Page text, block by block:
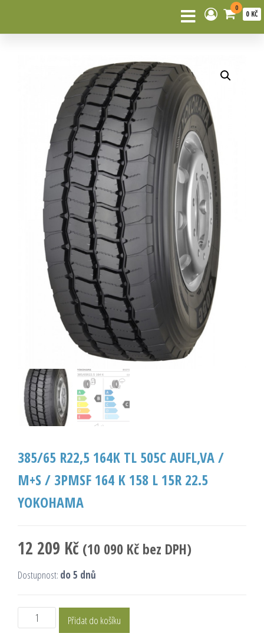
0
0 KČ
385/65 R22,5 164K TL 505C AUFL,VA /
M+S / 3PMSF 164 K 158 L 15R 22.5
YOKOHAMA
12 209 Kč (10 090 Kč bez DPH)
Dostupnost: do 5 dnů
Přidat do košíku